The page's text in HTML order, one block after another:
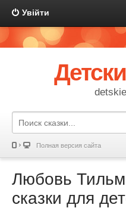
Увійти
Полная версия сайта
Любовь
сказки для